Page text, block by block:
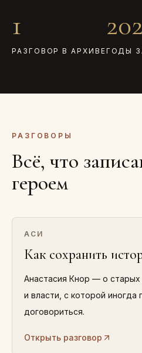
1
РАЗГОВОР В АРХИВЕГОДЫ
РАЗГОВОРЫ
Всё, что
героем
АСИ
Как сохранить
Анастасия Кнор — о
и власти, с которой иногда
договориться.
Открыть разговор